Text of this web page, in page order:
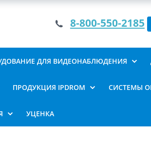
8-800-550-2185
ДЛЯ ВИДЕОНАБЛЮДЕНИЯ
ПРОДУКЦИЯ IPDROM СИСТЕМЫ
УЦЕНКА